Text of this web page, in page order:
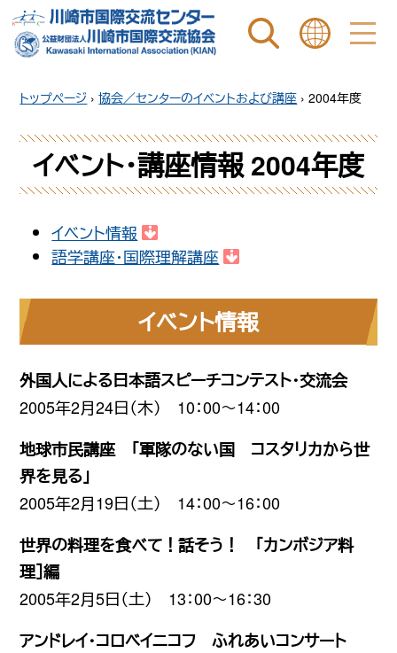
ページ内を検索
ことば
トップページ › 協会／センターのイベントおよび講座 › 2004年度
イベント・講座情報2004年度
イベント情報
語学講座・国際理解講座
イベント情報
外国人による日本語スピーチコンテスト・交流会
2005年2月24日（木） 10：00〜14：00
地球市民講座 「軍隊のない国 コスタリカから世
界を見る」
2005年2月19日（土） 14：00〜16：00
世界の料理を食べて！話そう！ 「カンボジア料
理］編
2005年2月5日（土） 13：00〜16：30
アンドレイ・コロベイニコフ ふれあいコンサート